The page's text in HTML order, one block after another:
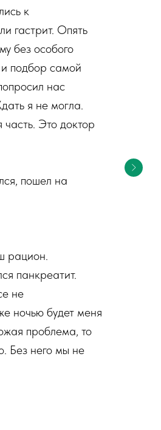
к
гастрит. Опять
без особого
подбор самой
нас
я не могла.
Это доктор
пошел на
рацион.
панкреатит.
не
ночью будет меня
проблема, то
Без него мы не